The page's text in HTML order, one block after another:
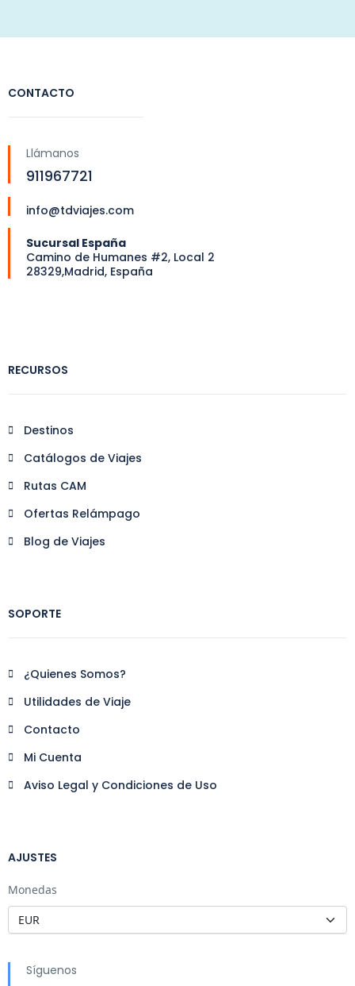
CONTACTO
Llámanos
911967721
info@tdviajes.com
Sucursal España
Camino de Humanes #2, Local 2
28329,Madrid, España
RECURSOS
Destinos
Catálogos de Viajes
Rutas CAM
Ofertas Relámpago
Blog de Viajes
SOPORTE
¿Quienes Somos?
Utilidades de Viaje
Contacto
Mi Cuenta
Aviso Legal y Condiciones de Uso
AJUSTES
Monedas
Síguenos